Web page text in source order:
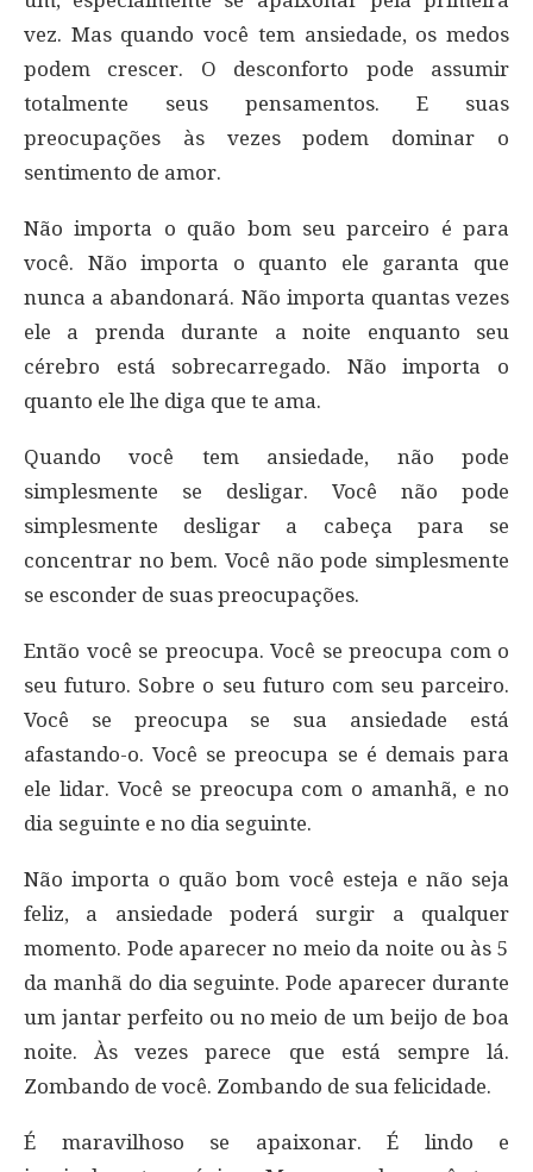
vez. Mas quando você tem ansiedade, os medos
podem crescer. O desconforto pode assumir
totalmente seus pensamentos. E suas
preocupações às vezes podem dominar o
sentimento de amor.
Não importa o quão bom seu parceiro é para
você. Não importa o quanto ele garanta que
nunca a abandonará. Não importa quantas vezes
ele a prenda durante a noite enquanto seu
cérebro está sobrecarregado. Não importa o
quanto ele lhe diga que te ama.
Quando você tem ansiedade, não pode
simplesmente se desligar. Você não pode
simplesmente desligar a cabeça para se
concentrar no bem. Você não pode simplesmente
se esconder de suas preocupações.
Então você se preocupa. Você se preocupa com o
seu futuro. Sobre o seu futuro com seu parceiro.
Você se preocupa se sua ansiedade está
afastando-o. Você se preocupa se é demais para
ele lidar. Você se preocupa com o amanhã, e no
dia seguinte e no dia seguinte.
Não importa o quão bom você esteja e não seja
feliz, a ansiedade poderá surgir a qualquer
momento. Pode aparecer no meio da noite ou às 5
da manhã do dia seguinte. Pode aparecer durante
um jantar perfeito ou no meio de um beijo de boa
noite. Às vezes parece que está sempre lá.
Zombando de você. Zombando de sua felicidade.
É maravilhoso se apaixonar. É lindo e